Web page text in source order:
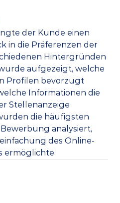
der Kunde einen
in die Präferenzen der
Hintergründen
aufgezeigt, welche
Profilen bevorzugt
Informationen die
Stellenanzeige
die häufigsten
analysiert,
des Online-
ermöglichte.